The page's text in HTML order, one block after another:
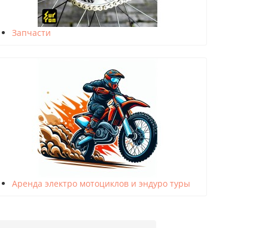
Запчасти
Аренда электро мотоциклов и эндуро туры